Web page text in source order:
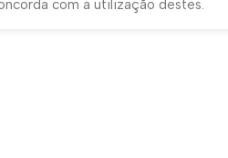
com a utilização destes.